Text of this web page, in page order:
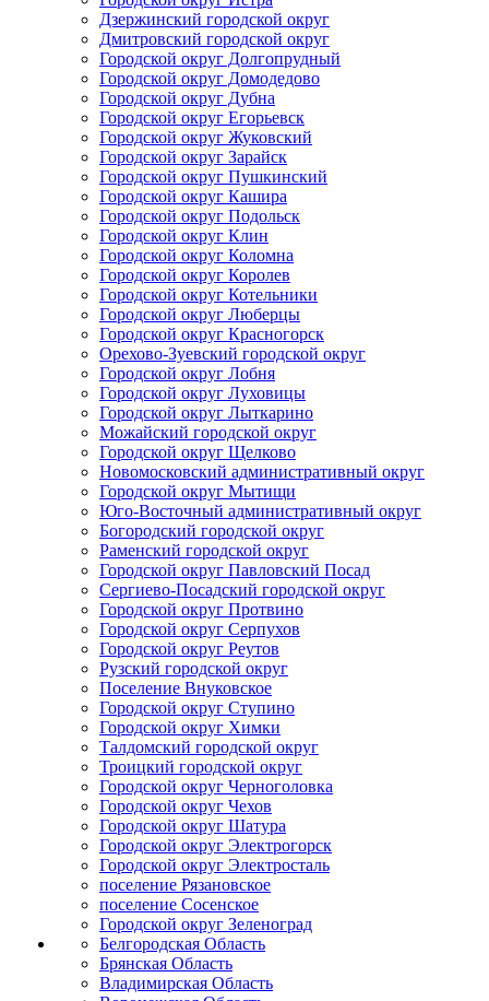
Дзержинский городской округ
Дмитровский городской округ
Городской округ Долгопрудный
Городской округ Домодедово
Городской округ Дубна
Городской округ Егорьевск
Городской округ Жуковский
Городской округ Зарайск
Городской округ Пушкинский
Городской округ Кашира
Городской округ Подольск
Городской округ Клин
Городской округ Коломна
Городской округ Королев
Городской округ Котельники
Городской округ Люберцы
Городской округ Красногорск
Орехово-Зуевский городской округ
Городской округ Лобня
Городской округ Луховицы
Городской округ Лыткарино
Можайский городской округ
Городской округ Щелково
Новомосковский административный округ
Городской округ Мытищи
Юго-Восточный административный округ
Богородский городской округ
Раменский городской округ
Городской округ Павловский Посад
Сергиево-Посадский городской округ
Городской округ Протвино
Городской округ Серпухов
Городской округ Реутов
Рузский городской округ
Поселение Внуковское
Городской округ Ступино
Городской округ Химки
Талдомский городской округ
Троицкий городской округ
Городской округ Черноголовка
Городской округ Чехов
Городской округ Шатура
Городской округ Электрогорск
Городской округ Электросталь
поселение Рязановское
поселение Сосенское
Городской округ Зеленоград
Белгородская Область
Брянская Область
Владимирская Область